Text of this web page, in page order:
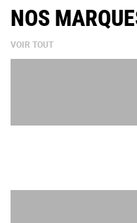
NOS
VOIR TOUT